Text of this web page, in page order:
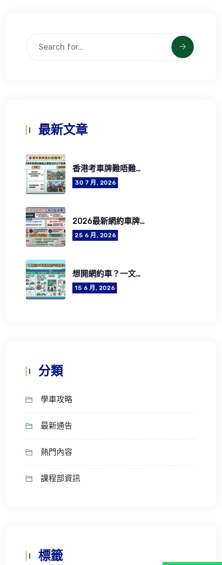
最新文章
香港考車牌難唔難？2026考牌流程、費用、筆試及路試攻略
30 7 月, 2026
2026最新網約車牌照申請懶人包：5步成為合法網約車司機
25 6 月, 2026
想開網約車？一文了解網約車司機資格要求、牌照費用及CEF學車資助
15 6 月, 2026
分類
學車攻略
最新通告
熱門內容
課程部資訊
標籤